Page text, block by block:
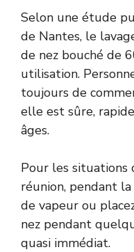
Selon une étude
de Nantes, le
de nez bouché de
utilisation.
toujours de
elle est sûre,
âges.
Pour les situations
réunion, pendant la
de vapeur ou
nez pendant
quasi immédiat.